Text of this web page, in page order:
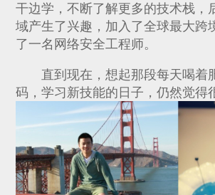
干边学，不断了解更多的技术栈，
域产生了兴趣，加入了全球最大跨
了一名网络安全工程师。
直到现在，想起那段每天喝着
码，学习新技能的日子，仍然觉得